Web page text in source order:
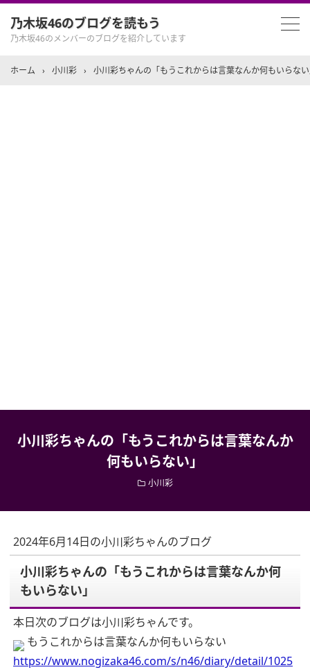
乃木坂46のブログを読もう
乃木坂46のメンバーのブログを紹介しています
ホーム › 小川彩 › 小川彩ちゃんの「もうこれからは言葉なんか何もいらな
小川彩ちゃんの「もうこれからは言葉なんか
何もいらない」
小川彩
2024年6月14日の小川彩ちゃんのブログ
小川彩ちゃんの「もうこれからは言葉なんか何
もいらない」
本日次のブログは小川彩ちゃんです。
もうこれからは言葉なんか何もいらない
https://www.nogizaka46.com/s/n46/diary/detail/1025